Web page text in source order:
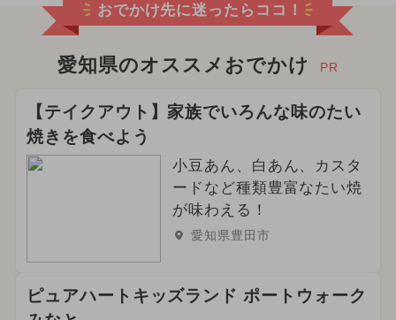
おでかけ先に迷ったらココ！
愛知県のオススメおでかけ PR
【テイクアウト】家族でいろんな味のたい
焼きを食べよう
小豆あん、白あん、カスタ
ードなど種類豊富なたい焼
が味わえる！
愛知県豊田市
ピュアハートキッズランド ポートウォーク